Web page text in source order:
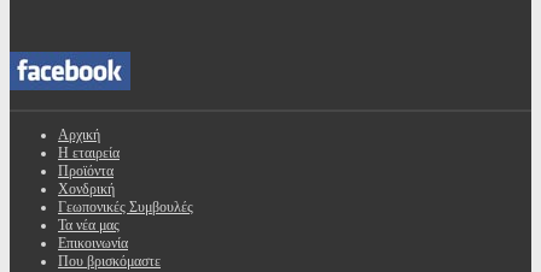
Αρχική
Η εταιρεία
Προϊόντα
Χονδρική
Γεωπονικές Συμβουλές
Τα νέα μας
Επικοινωνία
Που βρισκόμαστε